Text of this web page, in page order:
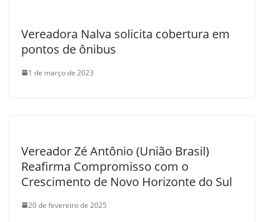
Vereadora Nalva solicita cobertura em
pontos de ônibus
1 de março de 2023
Vereador Zé Antônio (União Brasil)
Reafirma Compromisso com o
Crescimento de Novo Horizonte do Sul
20 de fevereiro de 2025